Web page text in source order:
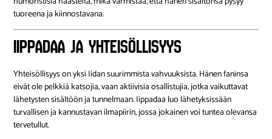
tuoreena ja kiinnostavana.
Iippadaa ja Yhteisöllisyys
Yhteisöllisyys on yksi Iidan suurimmista vahvuuksista. Hänen faninsa
eivät ole pelkkiä katsojia, vaan aktiivisia osallistujia, jotka vaikuttavat
lähetysten sisältöön ja tunnelmaan. Iippadaa luo lähetyksissään
turvallisen ja kannustavan ilmapiirin, jossa jokainen voi tuntea olevansa
tervetullut.